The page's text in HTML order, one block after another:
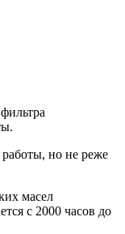
но не реже
масел
с 2000 часов до